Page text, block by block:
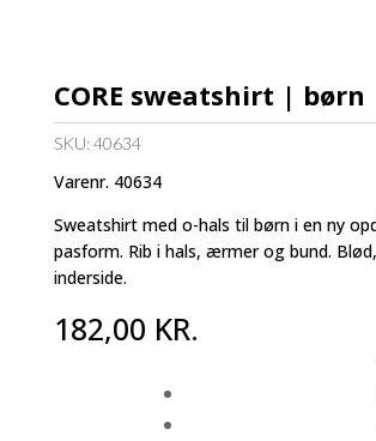
CORE sweatshirt | børn
SKU:40634
Varenr. 40634
Sweatshirt med o-hals til børn i en ny
pasform. Rib i hals, ærmer og bund.
inderside.
182,00 KR.